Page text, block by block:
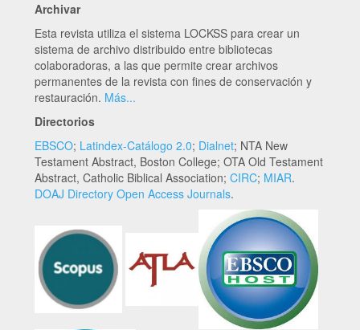
Archivar
Esta revista utiliza el sistema LOCKSS para crear un
sistema de archivo distribuido entre bibliotecas
colaboradoras, a las que permite crear archivos
permanentes de la revista con fines de conservación y
restauración. Más...
Directorios
EBSCO; Latindex-Catálogo 2.0; Dialnet; NTA New
Testament Abstract, Boston College; OTA Old Testament
Abstract, Catholic Biblical Association; CIRC; MIAR.
DOAJ Directory Open Access Journals.